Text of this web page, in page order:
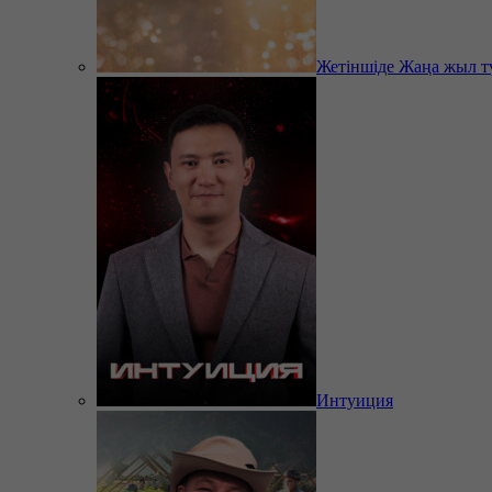
Жетіншіде Жаңа жыл
Интуиция